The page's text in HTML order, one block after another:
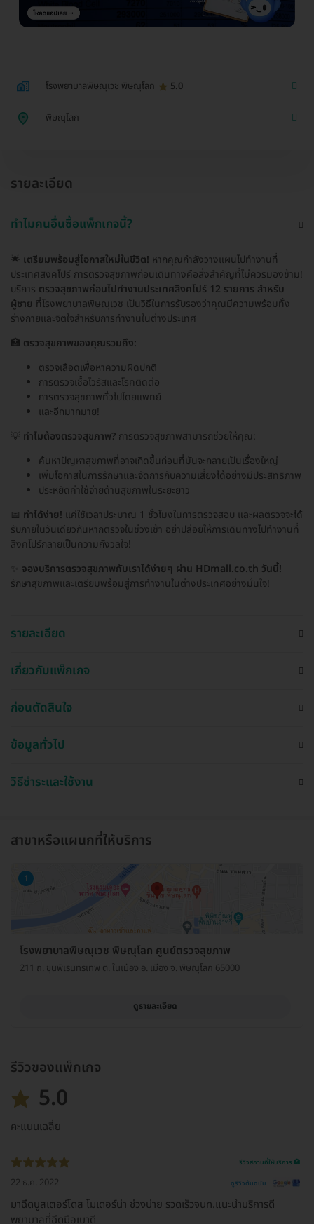
โรงพยาบาลพิษณุเวช พิษณุโลก 5.0
พิษณุโลก
รายละเอียด
ทำไมคนอื่นซื้อแพ็กเกจนี้?
🌟 เตรียมพร้อมสู่โอกาสใหม่ในชีวิต! หากคุณกำลังวางแผนไปทำงานที่
ประเทศสิงคโปร์ การตรวจสุขภาพก่อนเดินทางคือสิ่งสำคัญที่ไม่ควรมองข้าม!
บริการ ตรวจสุขภาพก่อนไปทำงานประเทศสิงคโปร์ 12 รายการ สำหรับ
ผู้ชาย ที่โรงพยาบาลพิษณุเวช เป็นวิธีในการรับรองว่าคุณมีความพร้อมทั้ง
ร่างกายและจิตใจสำหรับการทำงานในต่างประเทศ
🏥 ตรวจสุขภาพของคุณรวมถึง:
ตรวจเลือดเพื่อหาความผิดปกติ
การตรวจเชื้อไวรัสและโรคติดต่อ
การตรวจสุขภาพทั่วไปโดยแพทย์
และอีกมากมาย!
💡 ทำไมต้องตรวจสุขภาพ? การตรวจสุขภาพสามารถช่วยให้คุณ:
ค้นหาปัญหาสุขภาพที่อาจเกิดขึ้นก่อนที่มันจะกลายเป็นเรื่องใหญ่
เพิ่มโอกาสในการรักษาและจัดการกับความเสี่ยงได้อย่างมีประสิทธิภาพ
ประหยัดค่าใช้จ่ายด้านสุขภาพในระยะยาว
📅 ทำได้ง่าย! แค่ใช้เวลาประมาณ 1 ชั่วโมงในการตรวจสอบ และผลตรวจจะได้
รับภายในวันเดียวกันหากตรวจในช่วงเช้า อย่าปล่อยให้การเดินทางไปทำงานที่
สิงคโปร์กลายเป็นความกังวลใจ!
จองบริการตรวจสุขภาพกับเราได้ง่ายๆ ผ่าน HDmall.co.th วันนี้!
รักษาสุขภาพและเตรียมพร้อมสู่การทำงานในต่างประเทศอย่างมั่นใจ!
รายละเอียด
เกี่ยวกับแพ็กเกจ
ก่อนตัดสินใจ
ข้อมูลทั่วไป
วิธีชำระและใช้งาน
สาขาหรือแผนกที่ให้บริการ
1
โรงพยาบาลพิษณุเวช พิษณุโลก ศูนย์ตรวจสุขภาพ
211 ถ. ขุนพิเรนทรเทพ ต. ในเมือง อ. เมือง จ. พิษณุโลก 65000
ดูรายละเอียด
รีวิวของแพ็กเกจ
5.0
คะแนนเฉลี่ย
รีวิวสถานที่ให้บริการ 🏥
22 ธ.ค. 2022 ดูรีวิวต้นฉบับ
มาฉีดบูสเตอร์โดส โมเดอร์น่า ช่วงบ่าย รวดเร็วจนท.แนะนำบริการดี
พยาบาลที่ฉีดมือเบาดี